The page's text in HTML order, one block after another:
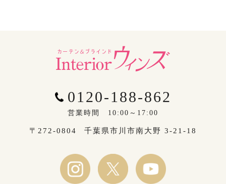
0120-188-862
営業時間 10:00～17:00
〒272-0804 千葉県市川市南大野 3-21-18